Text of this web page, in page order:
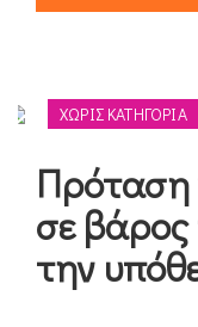
ΧΩΡΊΣ ΚΑΤΗΓΟΡΊΑ
Πρόταση
σε
την